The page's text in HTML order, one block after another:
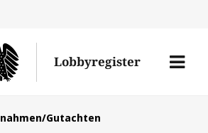
Lobbyregister
Menü
Gutachten